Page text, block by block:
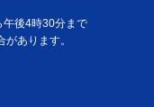
午後4時30分まで
あります。